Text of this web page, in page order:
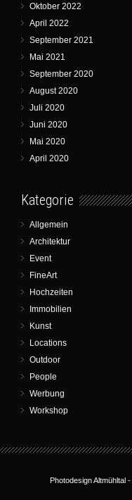
Oktober 2022
April 2022
September 2021
Mai 2021
September 2020
August 2020
Juli 2020
Juni 2020
Mai 2020
April 2020
Kategorie
Allgemein
Architektur
Event
FineArt
Hochzeiten
Immobilien
Kunst
Locations
Outdoor
People
Werbung
Workshop
Photodesign Altmühltal -